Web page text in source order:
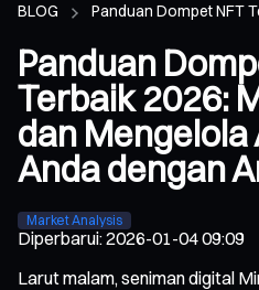
BLOG Panduan Dompet NFT
Panduan
Terbaik 2026:
dan Mengelola
Anda dengan
Market Analysis
Diperbarui:2026-01-04 09:09
Larut malam, seniman digital